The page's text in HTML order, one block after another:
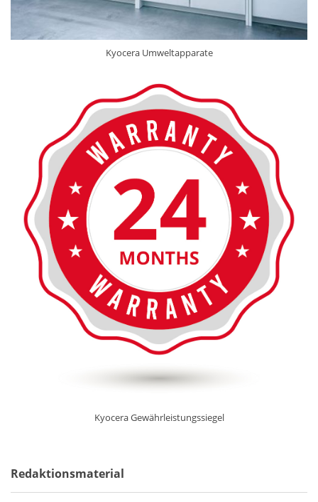
Kyocera Umweltapparate
Kyocera Gewährleistungssiegel
Redaktionsmaterial